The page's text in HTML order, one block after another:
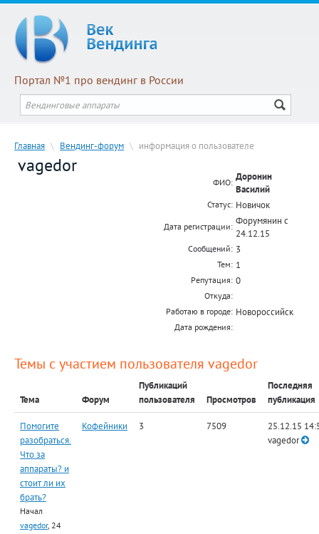
Портал №1 про вендинг в России
Главная \ Вендинг-форум \ информация о пользователе
vagedor
ФИО: Доронин
Василий
Статус: Новичок
Дата регистрации: Форумянин с
24.12.15
Сообщений: 3
Тем: 1
Репутация: 0
Откуда:
Работаю в городе: Новороссийск
Дата рождения:
Темы с участием пользователя vagedor
Тема Форум
Публикаций
пользователя
Просмотров
Последняя
публикация
Помогите
разобраться.
Что за
аппараты? и
стоит ли их
брать?
Начал
vagedor, 24
Кофейники 3 7509
25.12.15
vagedor